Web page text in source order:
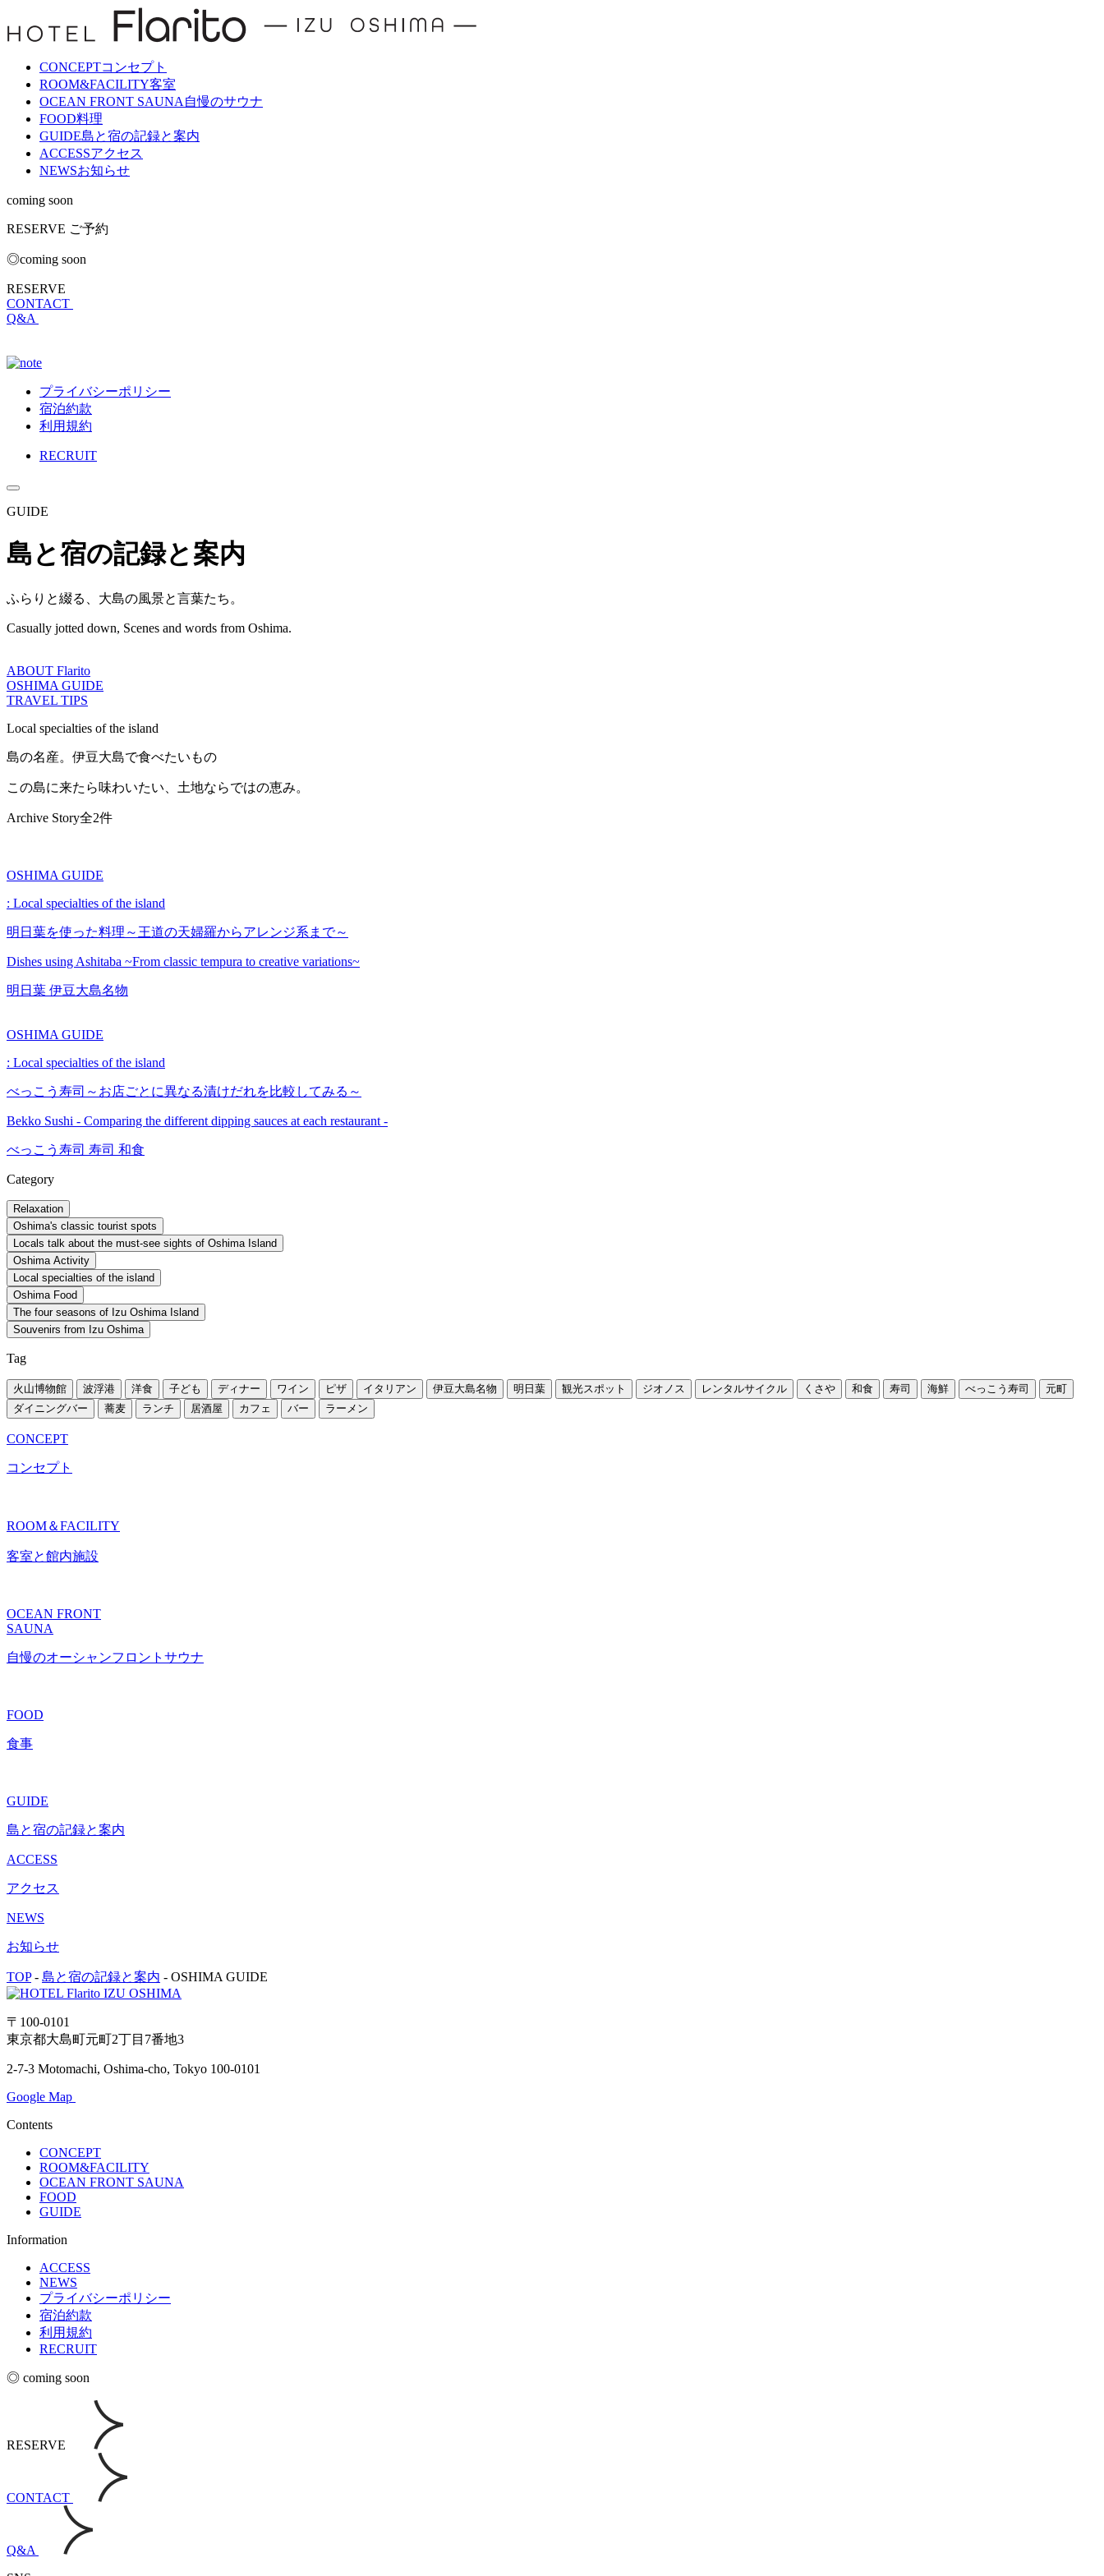
CONCEPTコンセプト
ROOM&FACILITY客室
OCEAN FRONT SAUNA 自慢のサウナ
FOOD料理
GUIDE島と宿の記録と案内
ACCESSアクセス
NEWSお知らせ
coming soon
RESERVE ご予約
◎coming soon
RESERVE
CONTACT
Q&A
プライバシーポリシー
宿泊約款
利用規約
RECRUIT
GUIDE
島と宿の記録と案内
ふらりと綴る、大島の風景と言葉たち。
Casually jotted down, Scenes and words from Oshima.
ABOUT Flarito
OSHIMA GUIDE
TRAVEL TIPS
Local specialties of the island
島の名産。伊豆大島で食べたいもの
この島に来たら味わいたい、土地ならではの恵み。
Archive Story全2件
OSHIMA GUIDE
: Local specialties of the island
明日葉を使った料理～王道の天婦羅からアレンジ系まで～
Dishes using Ashitaba ~From classic tempura to creative variations~
明日葉 伊豆大島名物
OSHIMA GUIDE
: Local specialties of the island
べっこう寿司～お店ごとに異なる漬けだれを比較してみる～
Bekko Sushi - Comparing the different dipping sauces at each restaurant -
べっこう寿司 寿司 和食
Category
Relaxation
Oshima's classic tourist spots
Locals talk about the must-see sights of Oshima Island
Oshima Activity
Local specialties of the island
Oshima Food
The four seasons of Izu Oshima Island
Souvenirs from Izu Oshima
Tag
火山博物館 波浮港 洋食 子ども ディナー ワイン ピザ イタリアン 伊豆大島名物 明日葉 観光スポット ジオノス レンタルサイクル くさや 和食 寿司 海鮮 べっこう寿司
元町
ダイニングバー
蕎麦 ランチ 居酒屋 カフェ バー ラーメン
CONCEPT
コンセプト
ROOM＆FACILITY
客室と館内施設
OCEAN FRONT
SAUNA
自慢のオーシャンフロントサウナ
FOOD
食事
GUIDE
島と宿の記録と案内
ACCESS
アクセス
NEWS
お知らせ
TOP - 島と宿の記録と案内 - OSHIMA GUIDE
〒100-0101
東京都大島町元町2丁目7番地3
2-7-3 Motomachi, Oshima-cho, Tokyo 100-0101
Google Map
Contents
CONCEPT
ROOM&FACILITY
OCEAN FRONT SAUNA
FOOD
GUIDE
Information
ACCESS
NEWS
プライバシーポリシー
宿泊約款
利用規約
RECRUIT
◎ coming soon
RESERVE
CONTACT
Q&A